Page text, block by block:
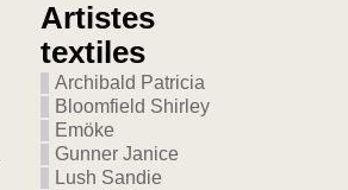
Artistes
textiles
Archibald Patricia
Bloomfield Shirley
Emöke
Gunner Janice
Lush Sandie